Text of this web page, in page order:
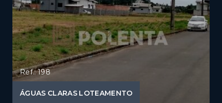
Ref.: 198
ÁGUAS CLARAS LOTEAMENTO